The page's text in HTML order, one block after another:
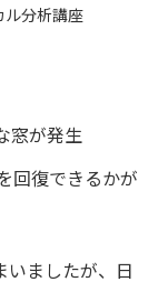
ル分析講座
窓が発生
回復できるかが
いましたが、日